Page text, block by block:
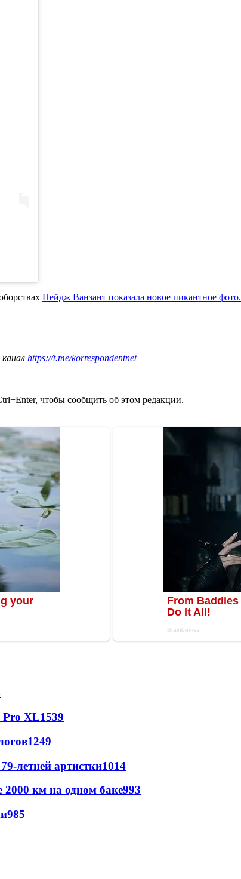
Пейдж Ванзант показала новое пикантное фото.
https://t.me/korrespondentnet
чтобы сообщить об этом редакции.
Pro XL1539
1249
летней артистки1014
2000 км на одном баке993
985